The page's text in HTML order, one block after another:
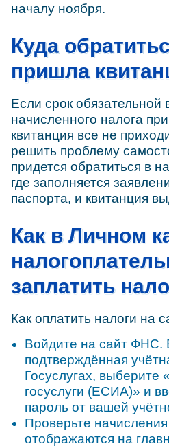
началу ноября.
Куда
пришла
Если срок обязательной
начисленного налога
квитанция все не
решить проблему
придется обратиться в
где заполняется
паспорта, и квитанция
Как в Личном
заплатить
Как оплатить налоги на
Войдите на сайт ФНС.
подтверждённая
Госуслугах, выберите
госуслуги (ЕСИА)» и
пароль от вашей
Проверьте
отображаются на